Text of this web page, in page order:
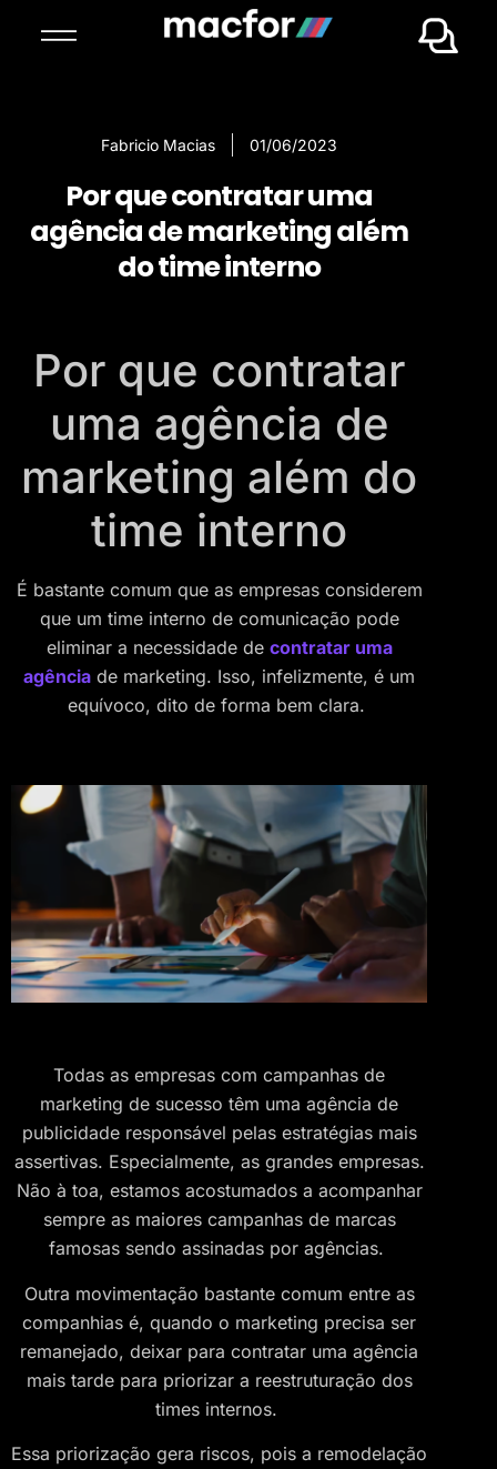
Fabricio Macias 01/06/2023
Por que contratar uma
agência de marketing além
do time interno
Por que contratar
uma agência de
marketing além do
time interno
É bastante comum que as empresas considerem
que um time interno de comunicação pode
eliminar a necessidade de contratar uma
agência de marketing. Isso, infelizmente, é um
equívoco, dito de forma bem clara.
Todas as empresas com campanhas de
marketing de sucesso têm uma agência de
publicidade responsável pelas estratégias mais
assertivas. Especialmente, as grandes empresas.
Não à toa, estamos acostumados a acompanhar
sempre as maiores campanhas de marcas
famosas sendo assinadas por agências.
Outra movimentação bastante comum entre as
companhias é, quando o marketing precisa ser
remanejado, deixar para contratar uma agência
mais tarde para priorizar a reestruturação dos
times internos.
Essa priorização gera riscos, pois a remodelação